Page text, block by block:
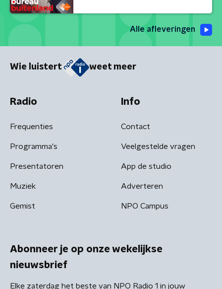
Alle afleveringen
Wie luistert weet meer
Radio
Frequenties
Programma's
Presentatoren
Muziek
Gemist
Info
Contact
Veelgestelde vragen
App de studio
Adverteren
NPO Campus
Abonneer je op onze wekelijkse
nieuwsbrief
Elke zaterdag het beste van NPO Radio 1 in jouw